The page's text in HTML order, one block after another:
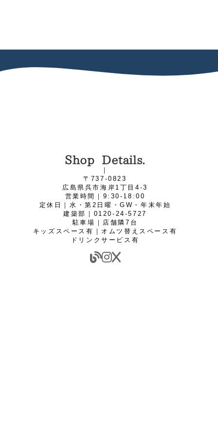
Shop Details.
｜
〒737-0823
広島県呉市海岸1丁目4‐3
営業時間｜9:30-18:00
定休日｜水・第2日曜・GW・年末年始
建築部｜0120-24-5727
駐車場｜店舗隣7台
キッズスペース有｜オムツ替えスペース有
ドリンクサービス有